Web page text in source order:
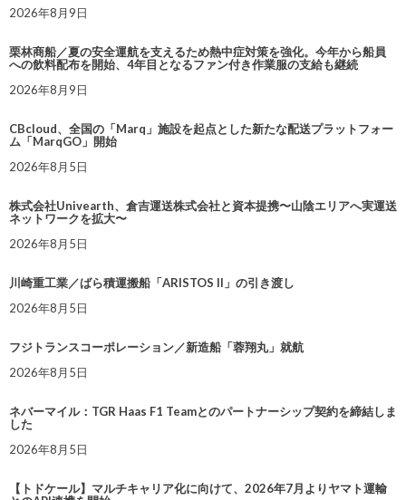
2026年8月9日
栗林商船／夏の安全運航を支えるため熱中症対策を強化。今年から船員
への飲料配布を開始、4年目となるファン付き作業服の支給も継続
2026年8月9日
CBcloud、全国の「Marq」施設を起点とした新たな配送プラットフォー
ム「MarqGO」開始
2026年8月5日
株式会社Univearth、倉吉運送株式会社と資本提携〜山陰エリアへ実運送
ネットワークを拡大〜
2026年8月5日
川崎重工業／ばら積運搬船「ARISTOS II」の引き渡し
2026年8月5日
フジトランスコーポレーション／新造船「蓉翔丸」就航
2026年8月5日
ネバーマイル：TGR Haas F1 Teamとのパートナーシップ契約を締結しま
した
2026年8月5日
【トドケール】マルチキャリア化に向けて、2026年7月よりヤマト運輸